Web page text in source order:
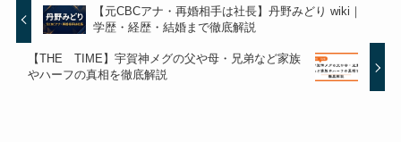
【元CBCアナ・再婚相手は社長】丹野みどり wiki｜
学歴・経歴・結婚まで徹底解説
【THE TIME】宇賀神メグの父や母・兄弟など家族
やハーフの真相を徹底解説